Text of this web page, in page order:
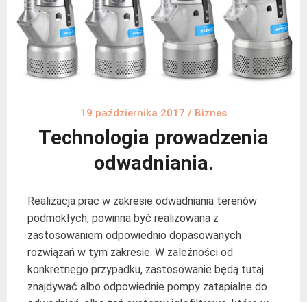
19 października 2017 / Biznes
Technologia prowadzenia
odwadniania.
Realizacja prac w zakresie odwadniania terenów
podmokłych, powinna być realizowana z
zastosowaniem odpowiednio dopasowanych
rozwiązań w tym zakresie. W zależności od
konkretnego przypadku, zastosowanie będą tutaj
znajdywać albo odpowiednie pompy zatapialne do